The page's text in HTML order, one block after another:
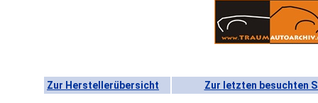
Zur Herstellerübersicht Zur letzten besuchten